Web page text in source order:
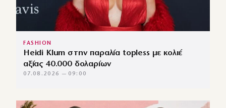
FASHION
Heidi Klum στην παραλία topless με κολιέ
αξίας 40.000 δολαρίων
07.08.2026 — 09:00